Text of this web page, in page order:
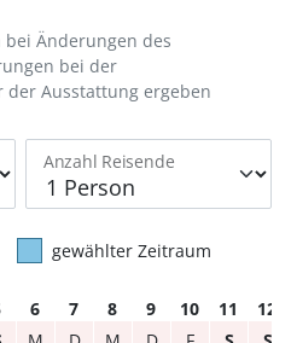
Anzahl Reisende
bei Änderungen des
bei der
Ausstattung ergeben
gewählter Zeitraum
6 7 8 9 10 11
12